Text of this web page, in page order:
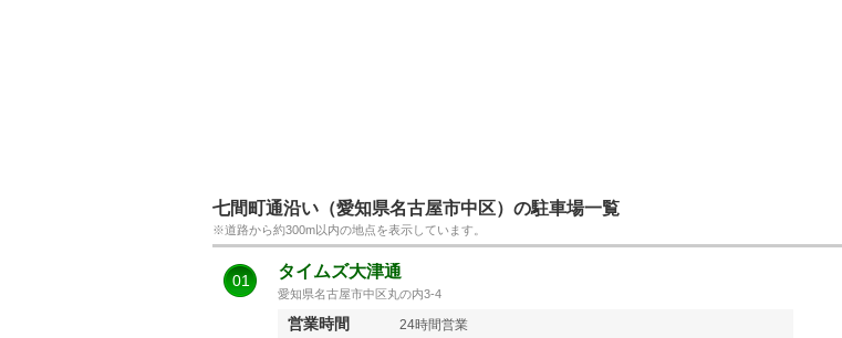
七間町通沿い（愛知県名古屋市中区）の駐車場一覧
※道路から約300m以内の地点を表示しています。
01 タイムズ大津通
愛知県名古屋市中区丸の内3-4
営業時間 24時間営業